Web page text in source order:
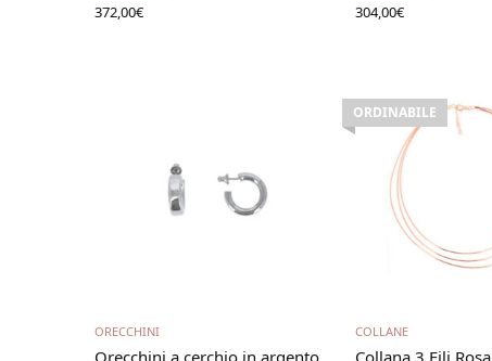
372,00€ 304,00€
Aggiungi al carrello
ORECCHINI
Orecchini a cerchio in argento
ORDINABILE
COLLANE
Collana 3 Fili Rosa